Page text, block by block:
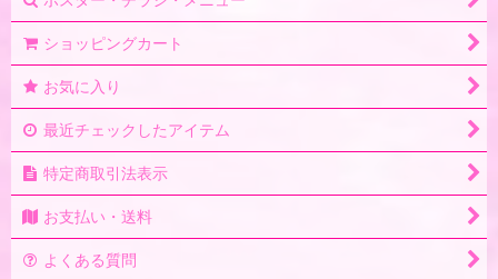
ショッピングカート
お気に入り
最近チェックしたアイテム
特定商取引法表示
お支払い・送料
よくある質問